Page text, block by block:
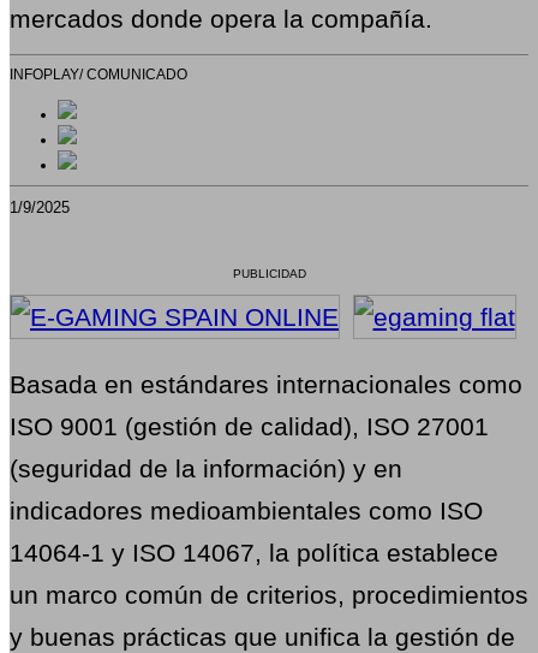
mercados donde opera la compañía.
INFOPLAY/ COMUNICADO
1/9/2025
PUBLICIDAD
Basada en estándares internacionales como
ISO 9001 (gestión de calidad), ISO 27001
(seguridad de la información) y en
indicadores medioambientales como ISO
14064-1 y ISO 14067, la política establece
un marco común de criterios, procedimientos
y buenas prácticas que unifica la gestión de